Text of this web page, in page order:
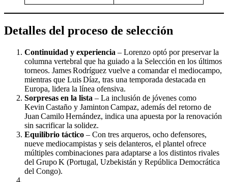
Detalles del proceso de selección
Continuidad y experiencia – Lorenzo optó por preservar la
columna vertebral que ha guiado a la Selección en los últimos
torneos. James Rodríguez vuelve a comandar el mediocampo,
mientras que Luis Díaz, tras una temporada destacada en
Europa, lidera la línea ofensiva.
Sorpresas en la lista – La inclusión de jóvenes como
Kevin Castaño y Jaminton Campaz, además del retorno de
Juan Camilo Hernández, indica una apuesta por la renovación
sin sacrificar la solidez.
Equilibrio táctico – Con tres arqueros, ocho defensores,
nueve mediocampistas y seis delanteros, el plantel ofrece
múltiples combinaciones para adaptarse a los distintos rivales
del Grupo K (Portugal, Uzbekistán y República Democrática
del Congo).